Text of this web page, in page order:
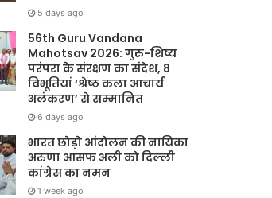
5 days ago
56th Guru Vandana
Mahotsav 2026: गुरु-शिष्य
परंपरा के संरक्षण का संदेश, 8
विभूतियां ‘श्रेष्ठ कला आचार्य
अलंकरण’ से सम्मानित
6 days ago
भारत छोड़ो आंदोलन की नायिका
अरुणा आसफ अली को दिल्ली
कांग्रेस का नमन
1 week ago